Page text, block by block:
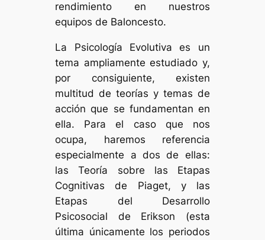
rendimiento en nuestros
equipos de Baloncesto.
La Psicología Evolutiva es un
tema ampliamente estudiado y,
por consiguiente, existen
multitud de teorías y temas de
acción que se fundamentan en
ella. Para el caso que nos
ocupa, haremos referencia
especialmente a dos de ellas:
las Teoría sobre las Etapas
Cognitivas de Piaget, y las
Etapas del Desarrollo
Psicosocial de Erikson (esta
última únicamente los periodos